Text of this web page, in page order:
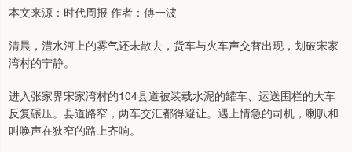
本文来源：时代周报 作者：傅一波
清晨，澧水河上的雾气还未散去，货车与火车声交替出现，划破宋家
湾村的宁静。
进入张家界宋家湾村的104县道被装载水泥的罐车、运送围栏的大车
反复碾压。县道路窄，两车交汇都得避让。遇上情急的司机，喇叭和
叫唤声在狭窄的路上齐响。